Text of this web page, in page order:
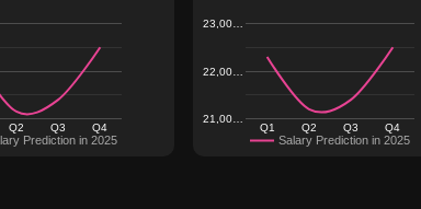
Prediction in 2025
Q2 Q3 Q4
Salary Prediction in 2025
Q1 Q2 Q3 Q4
21,00…
22,00…
23,00…